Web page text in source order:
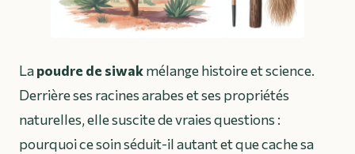
Lapoudre de siwakmélange histoire et science.
Derrière ses racines arabes et ses propriétés
naturelles, elle suscite de vraies questions :
pourquoi ce soin séduit-il autant et que cache sa